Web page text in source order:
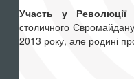
Участь у Революції
столичного
2013 року, але родині